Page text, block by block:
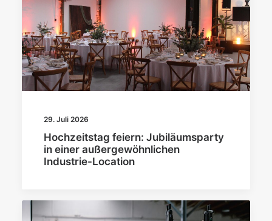
29. Juli 2026
Hochzeitstag feiern: Jubiläumsparty
in einer außergewöhnlichen
Industrie-Location